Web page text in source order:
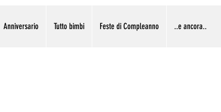
Anniversario Tutto bimbi Feste di Compleanno ..e ancora..